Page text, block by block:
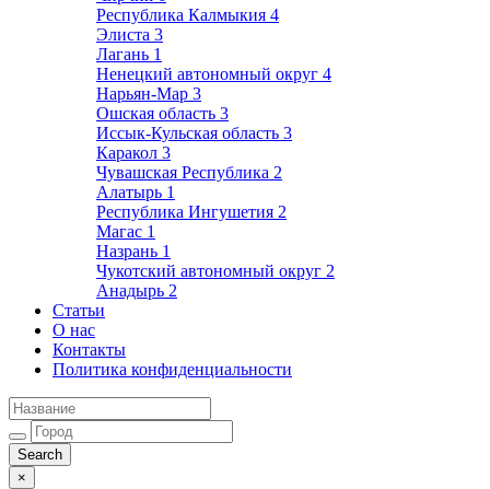
Республика Калмыкия 4
Элиста 3
Лагань 1
Ненецкий автономный округ 4
Нарьян-Мар 3
Ошская область 3
Иссык-Кульская область 3
Каракол 3
Чувашская Республика 2
Алатырь 1
Республика Ингушетия 2
Магас 1
Назрань 1
Чукотский автономный округ 2
Анадырь 2
Статьи
О нас
Контакты
Политика конфиденциальности
×